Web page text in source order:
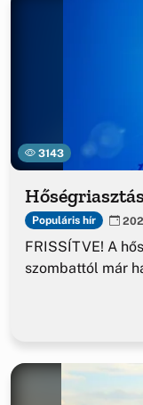
3143
Hőségriasztás
Populáris hír
FRISSÍTVE! A
szombattól már